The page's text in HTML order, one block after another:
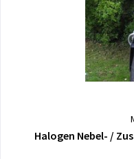
Halogen Nebel- /